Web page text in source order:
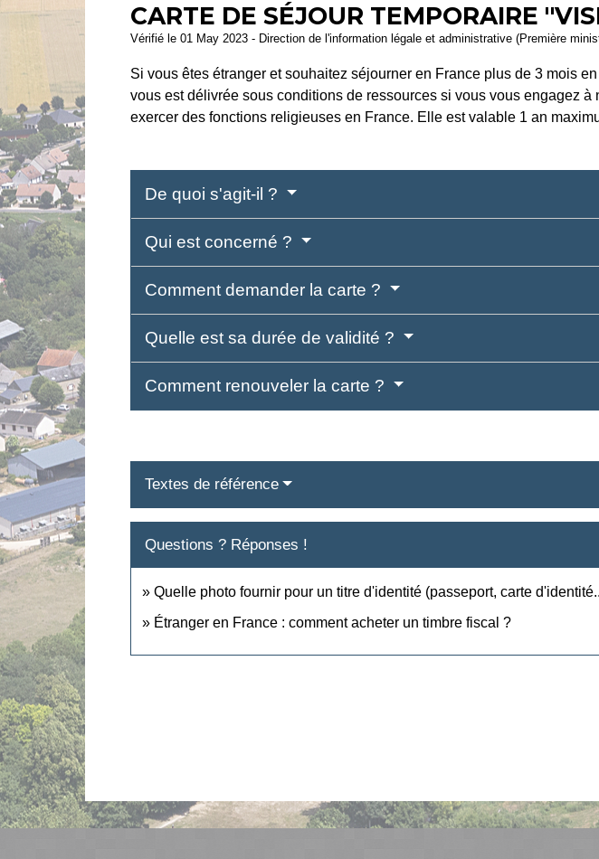
CARTE DE SÉJOUR TEMPORAIRE
Vérifié le 01 May 2023 - Direction de l'information légale et administrative (Première
Si vous êtes étranger et souhaitez séjourner en France plus de 3 mois
vous est délivrée sous conditions de ressources si vous vous engagez
exercer des fonctions religieuses en France. Elle est valable 1 an
De quoi s'agit-il ?
Qui est concerné ?
Comment demander la carte ?
Quelle est sa durée de validité ?
Comment renouveler la carte ?
Textes de référence
Questions ? Réponses !
Quelle photo fournir pour un titre d'identité (passeport, carte
Étranger en France : comment acheter un timbre fiscal ?